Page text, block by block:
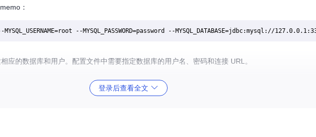
：
--MYSQL_PASSWORD=password --MYSQL_DATABASE=jdbc:mysql://
应的数据库和用户。配置文件中需要指定数据库的用户名、密码和连接 URL。
登录后查看全文